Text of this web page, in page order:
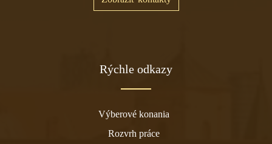
Rýchle odkazy
Výberové konania
Rozvrh práce